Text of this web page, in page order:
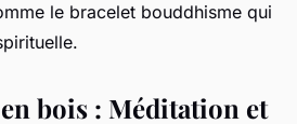
le bracelet bouddhisme qui
bois : Méditation et